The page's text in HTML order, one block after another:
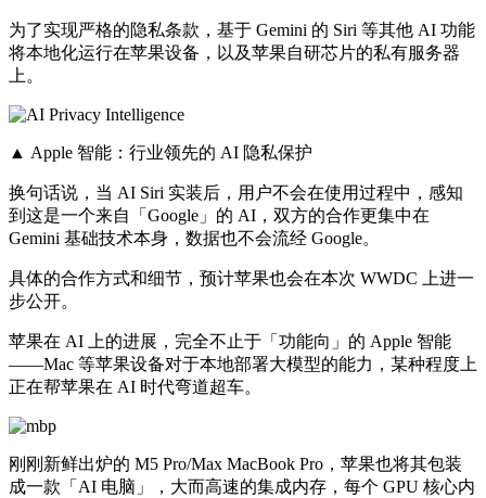
为了实现严格的隐私条款，基于 Gemini 的 Siri 等其他 AI 功能
将本地化运行在苹果设备，以及苹果自研芯片的私有服务器
上。
▲ Apple 智能：行业领先的 AI 隐私保护
换句话说，当 AI Siri 实装后，用户不会在使用过程中，感知
到这是一个来自「Google」的 AI，双方的合作更集中在
Gemini 基础技术本身，数据也不会流经 Google。
具体的合作方式和细节，预计苹果也会在本次 WWDC 上进一
步公开。
苹果在 AI 上的进展，完全不止于「功能向」的 Apple 智能
——Mac 等苹果设备对于本地部署大模型的能力，某种程度上
正在帮苹果在 AI 时代弯道超车。
刚刚新鲜出炉的 M5 Pro/Max MacBook Pro，苹果也将其包装
成一款「AI 电脑」，大而高速的集成内存，每个 GPU 核心内